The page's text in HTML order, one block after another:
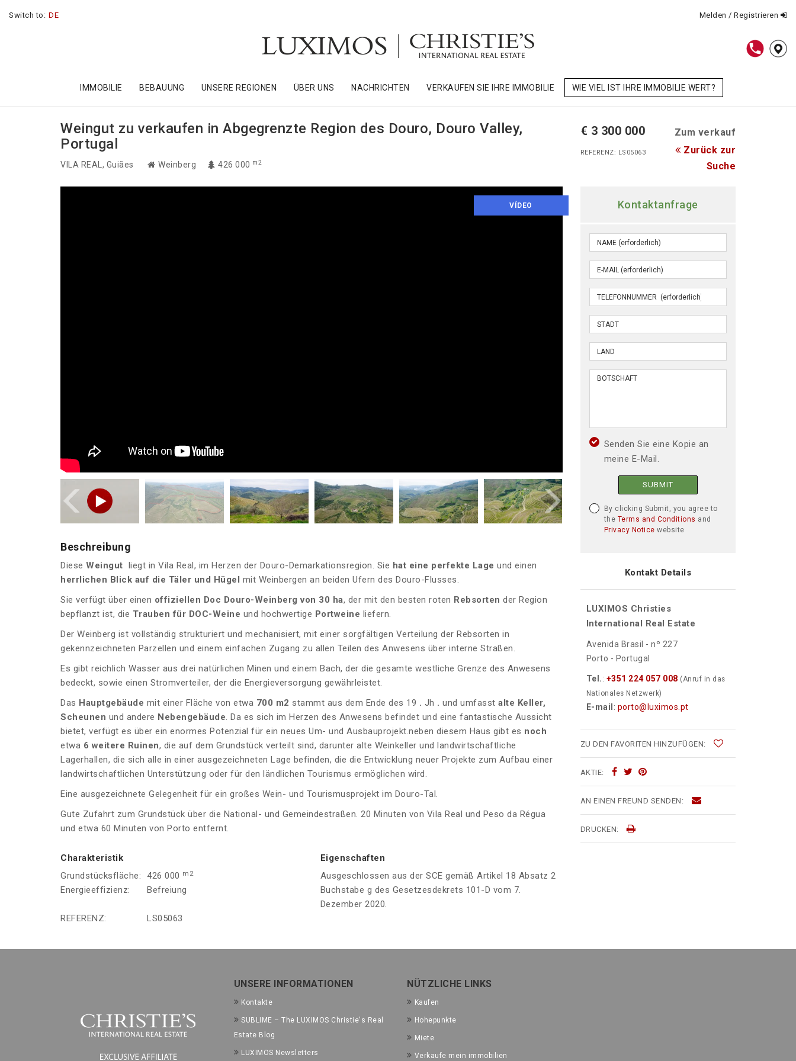
Switch to: DE Melden / Registrieren
IMMOBILIE BEBAUUNG UNSERE REGIONEN ÜBER UNS NACHRICHTEN VERKAUFEN SIE IHRE IMMOBILIE WIE VIEL IST IHRE IMMOBILIE WERT?
Weingut zu verkaufen in Abgegrenzte Region des Douro, Douro Valley,
Portugal
VILA REAL, Guiães Weinberg 426 000 m2
€ 3 300 000 Zum verkauf
REFERENZ: LS05063
Zurück zur
Suche
VÍDEO
Beschreibung
Diese Weingut liegt in Vila Real, im Herzen der Douro-Demarkationsregion. Sie hat eine perfekte Lage und einen
herrlichen Blick auf die Täler und Hügel mit Weinbergen an beiden Ufern des Douro-Flusses.
Sie verfügt über einen offiziellen Doc Douro-Weinberg von 30 ha, der mit den besten roten Rebsorten der Region
bepflanzt ist, die Trauben für DOC-Weine und hochwertige Portweine liefern.
Der Weinberg ist vollständig strukturiert und mechanisiert, mit einer sorgfältigen Verteilung der Rebsorten in
gekennzeichneten Parzellen und einem einfachen Zugang zu allen Teilen des Anwesens über interne Straßen.
Es gibt reichlich Wasser aus drei natürlichen Minen und einem Bach, der die gesamte westliche Grenze des Anwesens
bedeckt, sowie einen Stromverteiler, der die Energieversorgung gewährleistet.
Das Hauptgebäude mit einer Fläche von etwa 700 m2 stammt aus dem Ende des 19 . Jh . und umfasst alte Keller,
Scheunen und andere Nebengebäude. Da es sich im Herzen des Anwesens befindet und eine fantastische Aussicht
bietet, verfügt es über ein enormes Potenzial für ein neues Um- und Ausbauprojekt.neben diesem Haus gibt es noch
etwa 6 weitere Ruinen, die auf dem Grundstück verteilt sind, darunter alte Weinkeller und landwirtschaftliche
Lagerhallen, die sich alle in einer ausgezeichneten Lage befinden, die die Entwicklung neuer Projekte zum Aufbau einer
landwirtschaftlichen Unterstützung oder für den ländlichen Tourismus ermöglichen wird.
Eine ausgezeichnete Gelegenheit für ein großes Wein- und Tourismusprojekt im Douro-Tal.
Gute Zufahrt zum Grundstück über die National- und Gemeindestraßen. 20 Minuten von Vila Real und Peso da Régua
und etwa 60 Minuten von Porto entfernt.
Charakteristik
Grundstücksfläche:
426 000 m2
Energieeffizienz: Befreiung
REFERENZ: LS05063
Eigenschaften
Ausgeschlossen aus der SCE gemäß Artikel 18 Absatz 2
Buchstabe g des Gesetzesdekrets 101-D vom 7.
Dezember 2020.
Kontaktanfrage
Senden Sie eine Kopie an
meine E-Mail.
SUBMIT
By clicking Submit, you agree to
the Terms and Conditions and
Privacy Notice website
Kontakt Details
LUXIMOS Christies
International Real Estate
Avenida Brasil - nº 227
Porto - Portugal
Tel.: +351 224 057 008 (Anruf in das
Nationales Netzwerk)
E-mail : porto@luximos.pt
ZU DEN FAVORITEN HINZUFÜGEN:
AKTIE:
AN EINEN FREUND SENDEN:
DRUCKEN:
UNSERE INFORMATIONEN
Kontakte
SUBLIME – The LUXIMOS Christie's Real
Estate Blog
LUXIMOS Newsletters
NÜTZLICHE LINKS
Kaufen
Hohepunkte
Miete
Verkaufe mein immobilien